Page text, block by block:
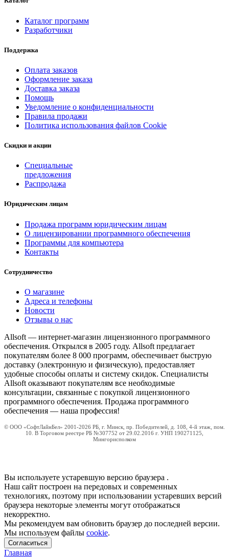
Каталог программ
Разработчики
Поддержка
Оплата заказов
Оформление заказа
Доставка заказа
Помощь
Уведомление о конфиденциальности
Правила продажи
Политика использования файлов Cookie
Скидки и акции
Специальные
предложения
Распродажа
Юридическим лицам
Продажа программ юридическим лицам
О лицензировании программного обеспечения
Программы для компьютера
Контакты
Сотрудничество
О магазине
Адреса и телефоны
Новости
Отзывы о нас
Allsoft — интернет-магазин лицензионного программного
обеспечения. Открылся в 2005 году. Allsoft предлагает
покупателям более 8 000 программ, обеспечивает быструю
доставку (электронную и физическую), предоставляет
удобные способы оплаты и систему скидок. Специалисты
Allsoft оказывают покупателям все необходимые
консультации, связанные с покупкой лицензионного
программного обеспечения. Продажа программного
обеспечения — наша профессия!
© ООО «СофтЛайнБел» 2001-2026 РБ, г. Минск, пр. Победителей, д. 108, 4-й этаж, пом.
10. В Торговом реестре РБ №307752 от 29.02.2016 г. УНП 190271125,
Мингорисполком
Вы используете устаревшую версию браузера .
Наш сайт построен на передовых и современных
технологиях, поэтому при использовании устаревших версий
браузера некоторые элементы могут отображаться
некорректно.
Мы рекомендуем вам обновить браузер до последней версии.
Мы используем файлы cookie.
Согласиться
Главная